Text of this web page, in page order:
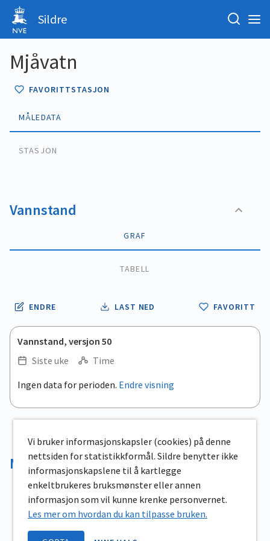
Sildre
Mjåvatn
FAVORITTSTASJON
MÅLEDATA
STASJON
Vannstand
GRAF
TABELL
ENDRE LAST NED FAVORITT
Vannstand, versjon 50
Siste uke
Time
.
View as data table, .
Ingen data for perioden. Endre visning
Magasinvolum
Vi bruker informasjonskapsler (cookies) på denne
nettsiden for statistikkformål. Sildre benytter ikke
informasjonskapslene til å kartlegge
enkeltbrukeres bruksmønster eller annen
informasjon som vil kunne krenke personvernet.
Les mer om hvordan du kan tilpasse bruken.